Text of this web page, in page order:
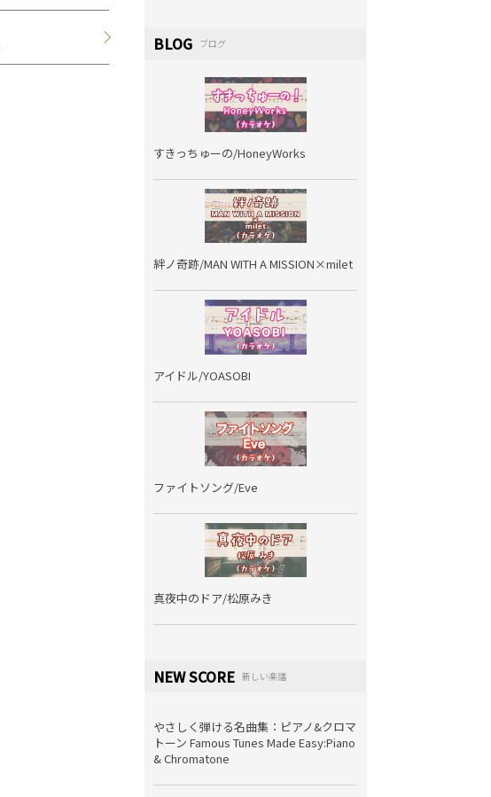
BLOG ブログ
すきっちゅーの/HoneyWorks
絆ノ奇跡/MAN WITH A MISSION×milet
アイドル/YOASOBI
ファイトソング/Eve
真夜中のドア/松原みき
NEW SCORE 新しい楽譜
やさしく弾ける名曲集：ピアノ&クロマ
トーン Famous Tunes Made Easy:Piano
& Chromatone